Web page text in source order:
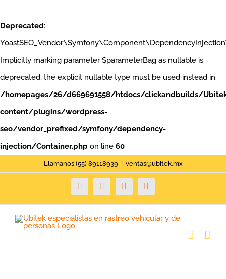
Deprecated:
Implicitly marking parameter $parameterBag as nullable is
deprecated, the explicit nullable type must be used instead in
/homepages/26/d669691558/htdocs/clickandbuilds/
content/plugins/wordpress-
seo/vendor_prefixed/symfony/dependency-
injection/Container.php on line 60
Llamanos (55) 89118939 ventas@ubitek.mx
FacebookTwitterYouTubeInstagram